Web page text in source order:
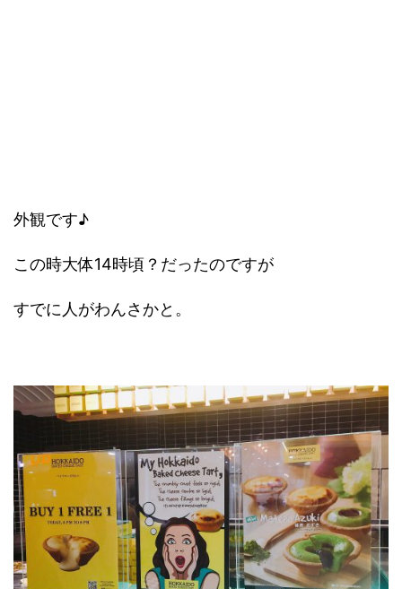
外観です♪
この時大体14時頃？だったのですが
すでに人がわんさかと。